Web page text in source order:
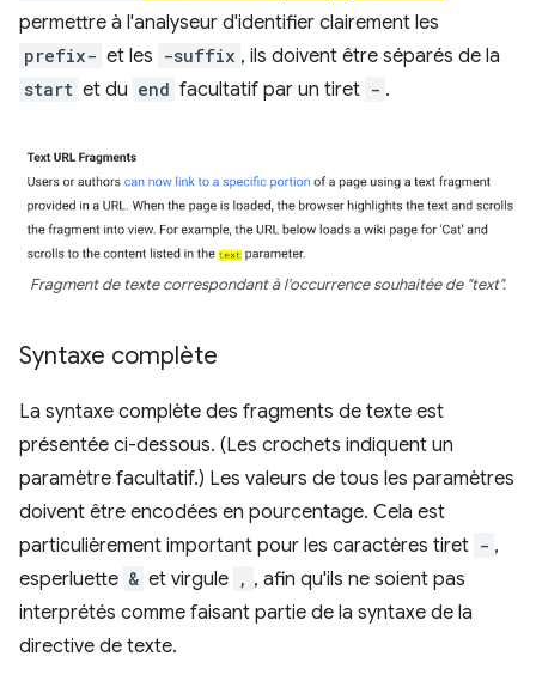
permettre à l'analyseur d'identifier clairement les
prefix- et les -suffix , ils doivent être séparés de la
start et du end facultatif par un tiret - .
Fragment de texte correspondant à l'occurrence souhaitée de "text".
Syntaxe complète
La syntaxe complète des fragments de texte est
présentée ci-dessous. (Les crochets indiquent un
paramètre facultatif.) Les valeurs de tous les paramètres
doivent être encodées en pourcentage. Cela est
particulièrement important pour les caractères tiret - ,
esperluette & et virgule , , afin qu'ils ne soient pas
interprétés comme faisant partie de la syntaxe de la
directive de texte.